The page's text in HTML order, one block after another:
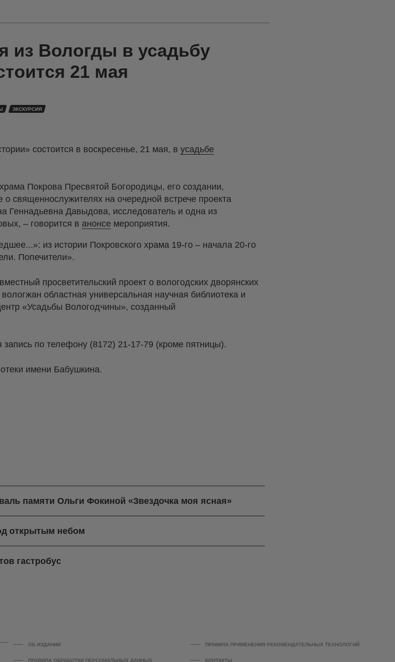
из Вологды в усадьбу
21 мая
ЭКСКУРСИЯ
состоится в воскресенье, 21 мая, в усадьбе
Покрова Пресвятой Богородицы, его создании,
о священнослужителях на очередной встрече проекта
Геннадьевна Давыдова, исследователь и одна из
– говорится в анонсе мероприятия.
из истории Покровского храма 19-го – начала 20-го
Попечители».
просветительский проект о вологодских дворянских
областная универсальная научная библиотека и
«Усадьбы Вологодчины», созданный
по телефону (8172) 21-17-79 (кроме пятницы).
имени Бабушкина.
памяти Ольги Фокиной «Звездочка моя ясная»
открытым небом
гастробус
ОБ ИЗДАНИИ ПРАВИЛА ПРИМЕНЕНИЯ РЕКОМЕНДАТЕЛЬНЫХ ТЕХНОЛОГИЙ
ПРАВИЛА ОБРАБОТКИ ПЕРСОНАЛЬНЫХ ДАННЫХ КОНТАКТЫ